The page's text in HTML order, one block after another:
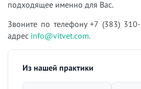
подходящее именно для Вас.
Звоните по телефону +7 (383)
адрес info@vitvet.com.
Из нашей практики